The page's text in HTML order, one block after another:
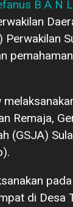
B A N
Perwakilan
Remaja,
(GSJA)
di Desa